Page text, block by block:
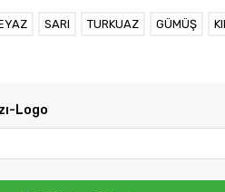
SARI TURKUAZ GÜMÜŞ
Logo